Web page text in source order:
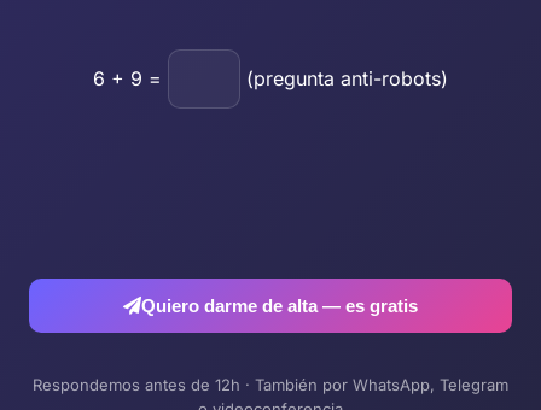
6 + 9 = (pregunta anti-robots)
Quiero darme de alta — es gratis
Respondemos antes de 12h · También por WhatsApp, Telegram